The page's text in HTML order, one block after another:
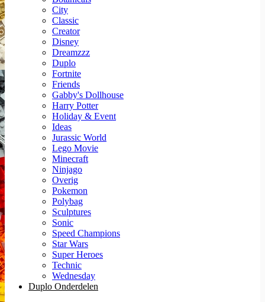
City
Classic
Creator
Disney
Dreamzzz
Duplo
Fortnite
Friends
Gabby's Dollhouse
Harry Potter
Holiday & Event
Ideas
Jurassic World
Lego Movie
Minecraft
Ninjago
Overig
Pokemon
Polybag
Sculptures
Sonic
Speed Champions
Star Wars
Super Heroes
Technic
Wednesday
Duplo Onderdelen